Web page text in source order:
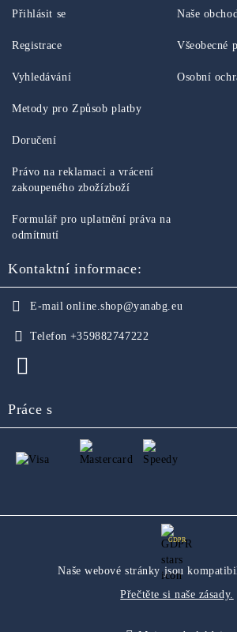
Přihlásit se
Registrace
Vyhledávání
Naše
Všeobecné
Osobní
Metody pro Způsob platby
Doručení
Právo na reklamaci a vrácení
zakoupeného zbožízboží
Formulář pro uplatnění práva na
odmítnutí
Kontaktní informace:
E-mail online.shop@yanabg.eu
Telefon +359882747222
Práce s
GDPR
Naše webové stránky jsou
Přečtěte si naše zásady.